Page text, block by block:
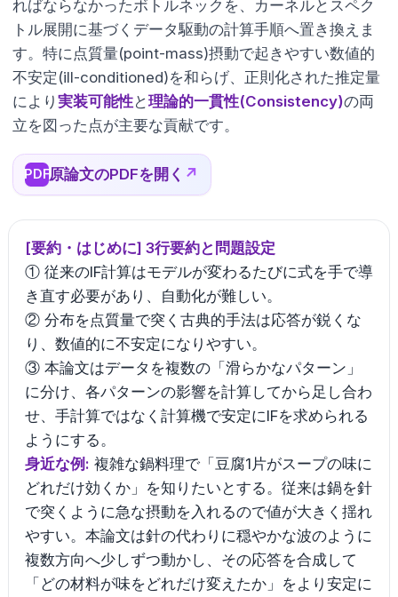
ればならなかったボトルネックを、カーネルとスペク
トル展開に基づくデータ駆動の計算手順へ置き換えま
す。特に点質量(point-mass)摂動で起きやすい数値的
不安定(ill-conditioned)を和らげ、正則化された推定量
により 実装可能性と理論的一貫性(Consistency)の両
立を図った点が主要な貢献です。
PDF原論文のPDFを開く ↗
[要約・はじめに] 3行要約と問題設定
① 従来のIF計算はモデルが変わるたびに式を手で導
き直す必要があり、自動化が難しい。
② 分布を点質量で突く古典的手法は応答が鋭くな
り、数値的に不安定になりやすい。
③ 本論文はデータを複数の「滑らかなパターン」
に分け、各パターンの影響を計算してから足し合わ
せ、手計算ではなく計算機で安定にIFを求められる
ようにする。
身近な例: 複雑な鍋料理で「豆腐1片がスープの味に
どれだけ効くか」を知りたいとする。従来は鍋を針
で突くように急な摂動を入れるので値が大きく揺れ
やすい。本論文は針の代わりに穏やかな波のように
複数方向へ少しずつ動かし、その応答を合成して
「どの材料が味をどれだけ変えたか」をより安定に